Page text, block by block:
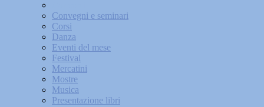
Convegni e seminari
Corsi
Danza
Eventi del mese
Festival
Mercatini
Mostre
Musica
Presentazione libri